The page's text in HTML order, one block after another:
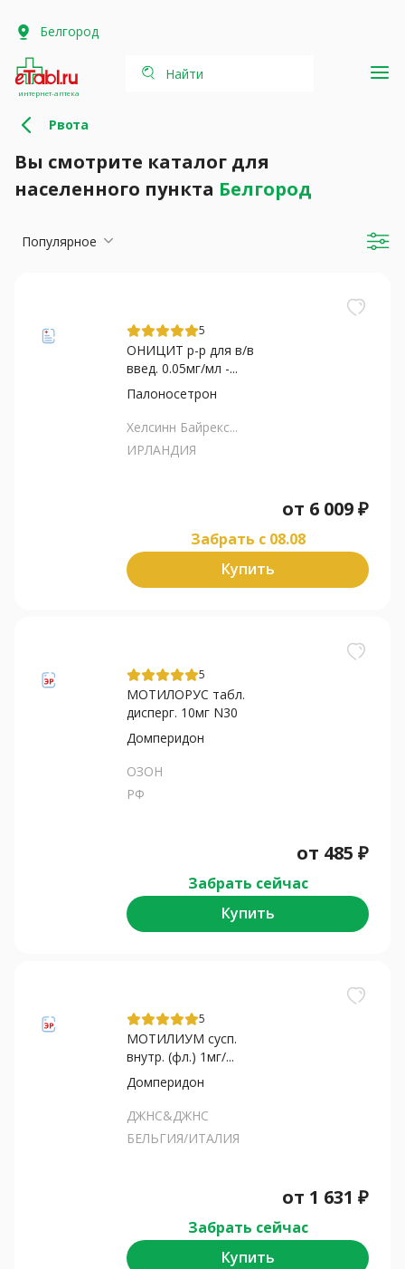
Белгород
интернет-аптека
Найти
Рвота
Вы смотрите каталог для
населенного пункта Белгород
Популярное
5
ОНИЦИТ р-р для в/в
введ. 0.05мг/мл -...
Палоносетрон
Хелсинн Байрекс...
ИРЛАНДИЯ
от 6 009₽
Забрать c 08.08
Купить
5
МОТИЛОРУС табл.
дисперг. 10мг N30
Домперидон
ОЗОН
РФ
от 485 ₽
Забрать сейчас
Купить
5
МОТИЛИУМ сусп.
внутр. (фл.) 1мг/...
Домперидон
ДЖНС&ДЖНС
БЕЛЬГИЯ/ИТАЛИЯ
от 1 631 ₽
Забрать сейчас
Купить